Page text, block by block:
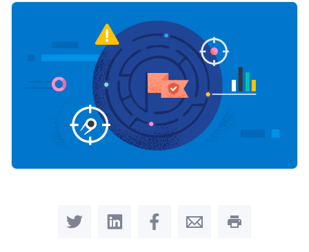
Share on TwitterShare on LinkedIn
Share on Facebook
Share by Email
Print this